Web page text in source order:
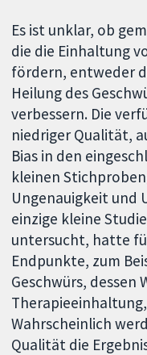
Es ist unklar, ob
die die Einhaltung
fördern, entweder
Heilung des
verbessern. Die
niedriger Qualität,
Bias in den
kleinen
Ungenauigkeit und
einzige kleine
untersucht, hatte
Endpunkte, zum
Geschwürs, dessen
Wahrscheinlich
Qualität die